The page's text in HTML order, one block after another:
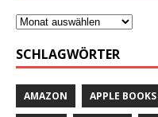
SCHLAGWÖRTER
AMAZON APPLE BOOKS